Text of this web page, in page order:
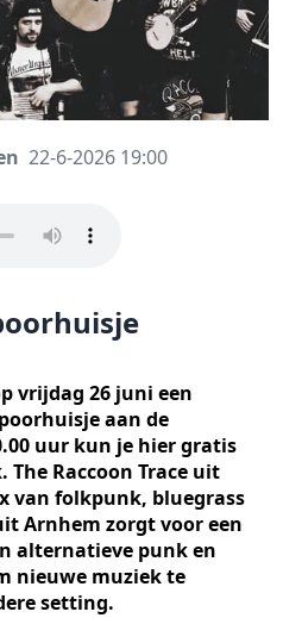
22-6-2026 19:00
vrijdag 26 juni een
aan de
uur kun je hier gratis
Raccoon Trace uit
van folkpunk, bluegrass
Arnhem zorgt voor een
alternatieve punk en
nieuwe muziek te
setting.